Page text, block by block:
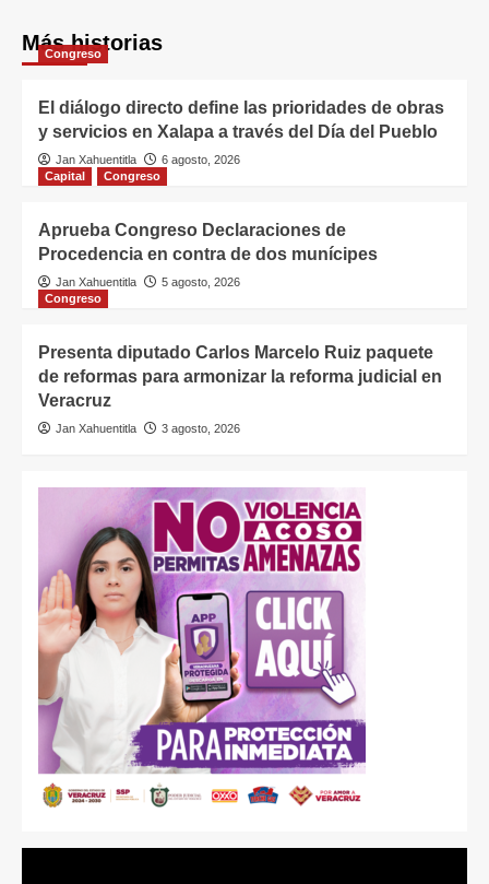
Más historias
Congreso
El diálogo directo define las prioridades de obras
y servicios en Xalapa a través del Día del Pueblo
Jan Xahuentitla
6 agosto, 2026
Capital
Congreso
Aprueba Congreso Declaraciones de
Procedencia en contra de dos munícipes
Jan Xahuentitla
5 agosto, 2026
Congreso
Presenta diputado Carlos Marcelo Ruiz paquete
de reformas para armonizar la reforma judicial en
Veracruz
Jan Xahuentitla 3 agosto, 2026